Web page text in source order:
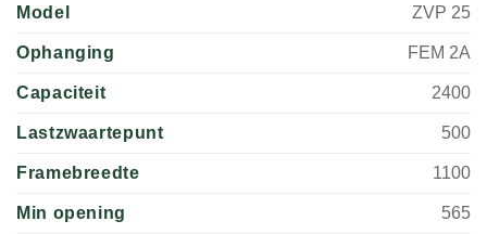
Model ZVP 25
Ophanging FEM 2A
Capaciteit 2400
Lastzwaartepunt 500
Framebreedte 1100
Min opening 565